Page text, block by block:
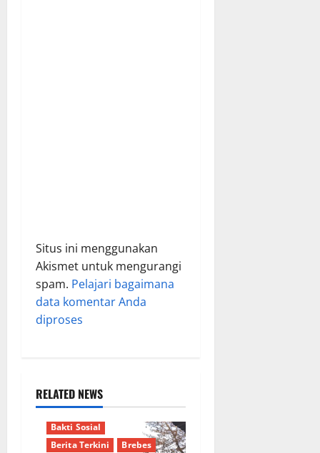
Situs ini menggunakan
Akismet untuk mengurangi
spam. Pelajari bagaimana
data komentar Anda
diproses
RELATED NEWS
Bakti Sosial
Berita Terkini
Brebes